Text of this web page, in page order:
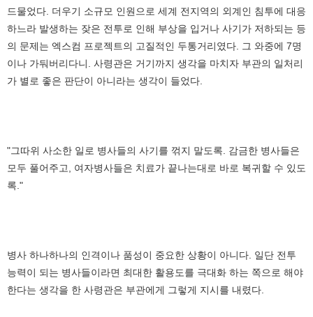
드물었다. 더우기 소규모 인원으로 세계 전지역의 외계인 침투에 대응
하느라 발생하는 잦은 전투로 인해 부상을 입거나 사기가 저하되는 등
의 문제는 엑스컴 프로젝트의 고질적인 두통거리였다. 그 와중에 7명
이나 가둬버리다니. 사령관은 거기까지 생각을 마치자 부관의 일처리
가 별로 좋은 판단이 아니라는 생각이 들었다.
"그따위 사소한 일로 병사들의 사기를 꺾지 말도록. 감금한 병사들은
모두 풀어주고, 여자병사들은 치료가 끝나는대로 바로 복귀할 수 있도
록."
병사 하나하나의 인격이나 품성이 중요한 상황이 아니다. 일단 전투
능력이 되는 병사들이라면 최대한 활용도를 극대화 하는 쪽으로 해야
한다는 생각을 한 사령관은 부관에게 그렇게 지시를 내렸다.